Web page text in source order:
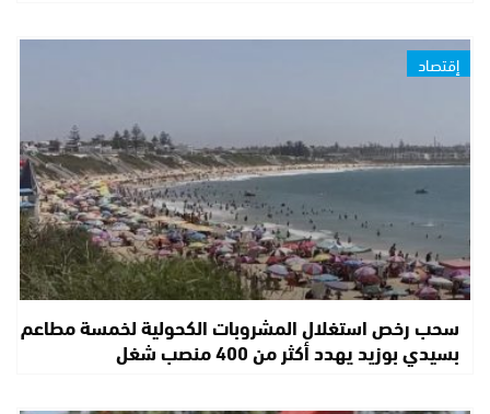
إقتصاد
سحب رخص استغلال المشروبات الكحولية لخمسة مطاعم
بسيدي بوزيد يهدد أكثر من 400 منصب شغل